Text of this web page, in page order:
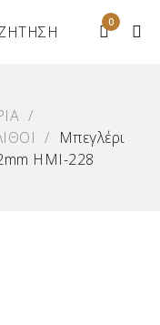
0
/
/ Μπεγλέρι
ΗΜΙ-228